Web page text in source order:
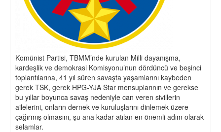
Komünist Partisi, TBMM’nde kurulan Milli dayanışma,
kardeşlik ve demokrasi Komisyonu’nun dördüncü ve beşinci
toplantılarına, 41 yıl süren savaşta yaşamlarını kaybeden
gerek TSK, gerek HPG-YJA Star mensuplarının ve gerekse
bu yıllar boyunca savaş nedeniyle can veren sivillerin
ailelerini, onların dernek ve kuruluşlarını dinlemek üzere
çağırmış olmasını, şu ana kadar atılan en önemli adım olarak
selamlar.